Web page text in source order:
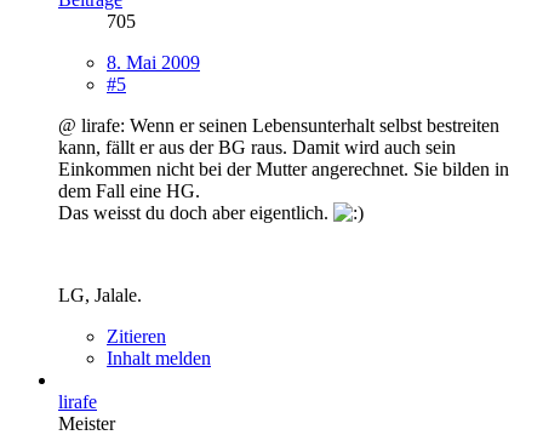
705
8. Mai 2009
#5
@ lirafe: Wenn er seinen Lebensunterhalt selbst bestreiten
kann, fällt er aus der BG raus. Damit wird auch sein
Einkommen nicht bei der Mutter angerechnet. Sie bilden in
dem Fall eine HG.
Das weisst du doch aber eigentlich.
LG, Jalale.
Zitieren
Inhalt melden
lirafe
Meister